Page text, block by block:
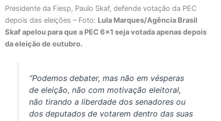
Presidente da Fiesp, Paulo Skaf, defende votação da PEC
depois das eleições – Foto: Lula Marques/Agência Brasil
Skaf apelou para que a PEC 6×1 seja votada apenas depois
da eleição de outubro.
“Podemos debater, mas não em vésperas
de eleição, não com motivação eleitoral,
não tirando a liberdade dos senadores ou
dos deputados de votarem dentro das suas